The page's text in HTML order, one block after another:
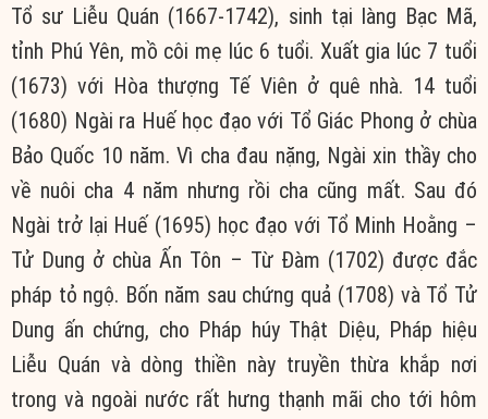
Tổ sư Liễu Quán (1667-1742), sinh tại làng Bạc Mã,
tỉnh Phú Yên, mồ côi mẹ lúc 6 tuổi. Xuất gia lúc 7 tuổi
(1673) với Hòa thượng Tế Viên ở quê nhà. 14 tuổi
(1680) Ngài ra Huế học đạo với Tổ Giác Phong ở chùa
Bảo Quốc 10 năm. Vì cha đau nặng, Ngài xin thầy cho
về nuôi cha 4 năm nhưng rồi cha cũng mất. Sau đó
Ngài trở lại Huế (1695) học đạo với Tổ Minh Hoằng –
Tử Dung ở chùa Ấn Tôn – Từ Đàm (1702) được đắc
pháp tỏ ngộ. Bốn năm sau chứng quả (1708) và Tổ Tử
Dung ấn chứng, cho Pháp húy Thật Diệu, Pháp hiệu
Liễu Quán và dòng thiền này truyền thừa khắp nơi
trong và ngoài nước rất hưng thạnh mãi cho tới hôm